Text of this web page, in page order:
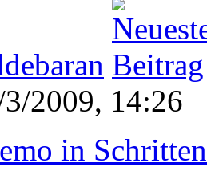
2009, 14:26
in Schritten